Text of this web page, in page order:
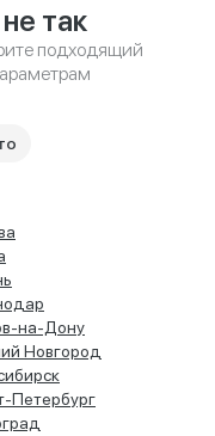
так
подходящий
на-Дону
Новгород
Петербург